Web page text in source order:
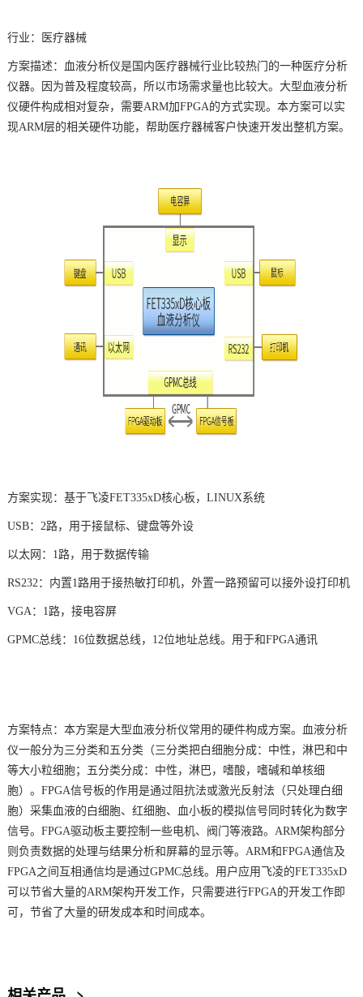
行业： 医疗器械
方案描述： 血液分析仪是国内医疗器械行业比较热门的一种医疗分析
仪器。因为普及程度较高，所以市场需求量也比较大。 大型血液分析
仪硬件构成相对复杂，需要ARM加FPGA的方式实现。本方案可以实
现ARM层的相关硬件功能，帮助医疗器械客户快速开发出整机方案。
方案实现：基于飞凌FET335xD核心板 ，LINUX系统
USB：2路，用于接鼠标、键盘等外设
以太网：1路，用于数据传输
RS232：内置1路用于接热敏打印机，外置一路预留可以接外设打印机
VGA：1路，接电容屏
GPMC总线：16位数据总线，12位地址总线。用于和FPGA通讯
方案特点：本方案是大型血液分析仪常用的硬件构成方案。血液分析
仪一般分为三分类和五分类（三分类把白细胞分成：中性，淋巴和中
等大小粒细胞；五分类分成：中性，淋巴，嗜酸，嗜碱和单核细
胞）。FPGA信号板的作用是通过阻抗法或激光反射法（只处理白细
胞）采集血液的白细胞、红细胞、血小板的模拟信号同时转化为数字
信号。FPGA驱动板主要控制一些电机、阀门等液路。 ARM架构部分
则负责数据的处理与结果分析和屏幕的显示等。ARM和FPGA通信及
FPGA之间互相通信均是通过GPMC总线。用户应用飞凌的FET335xD
可以节省大量的ARM架构开发工作，只需要进行FPGA的开发工作即
可，节省了大量的研发成本和时间成本。